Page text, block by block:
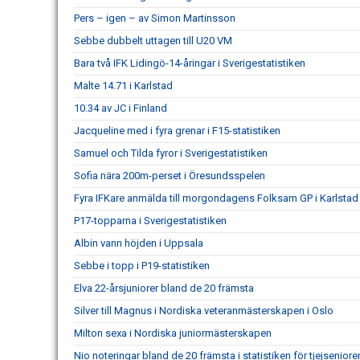
Pers – igen – av Simon Martinsson
Sebbe dubbelt uttagen till U20 VM
Bara två IFK Lidingö-14-åringar i Sverigestatistiken
Malte 14.71 i Karlstad
10.34 av JC i Finland
Jacqueline med i fyra grenar i F15-statistiken
Samuel och Tilda fyror i Sverigestatistiken
Sofia nära 200m-perset i Öresundsspelen
Fyra IFKare anmälda till morgondagens Folksam GP i Karlstad
P17-topparna i Sverigestatistiken
Albin vann höjden i Uppsala
Sebbe i topp i P19-statistiken
Elva 22-årsjuniorer bland de 20 främsta
Silver till Magnus i Nordiska veteranmästerskapen i Oslo
Milton sexa i Nordiska juniormästerskapen
Nio noteringar bland de 20 främsta i statistiken för